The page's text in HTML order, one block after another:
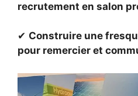
recrutement en salon
✔ Construire une
pour remercier et